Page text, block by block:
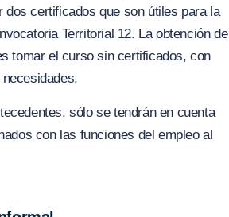
dos certificados que son útiles para la
Territorial 12. La obtención de
tomar el curso sin certificados, con
sólo se tendrán en cuenta
con las funciones del empleo al